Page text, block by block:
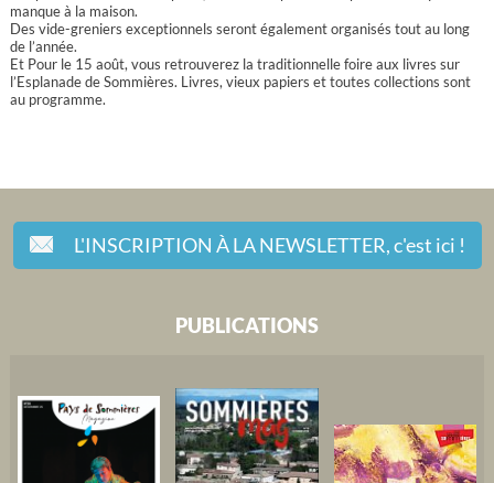
manque à la maison.
Des vide-greniers exceptionnels seront également organisés tout au long
de l’année.
Et Pour le 15 août, vous retrouverez la traditionnelle foire aux livres sur
l’Esplanade de Sommières. Livres, vieux papiers et toutes collections sont
au programme.
L'INSCRIPTION À LA NEWSLETTER,c'est ici !
PUBLICATIONS